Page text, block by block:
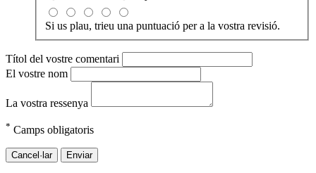
Si us plau, trieu una puntuació per a la vostra revisió.
Títol del vostre comentari
El vostre nom
La vostra ressenya
* Camps obligatoris
Cancel·lar Enviar